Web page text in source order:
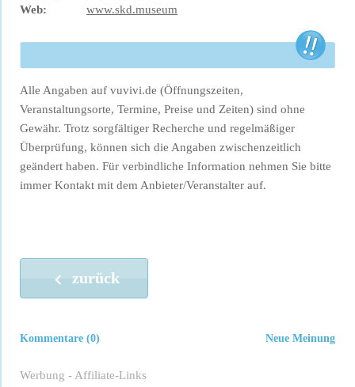
Web:
www.skd.museum
Alle Angaben auf vuvivi.de (Öffnungszeiten,
Veranstaltungsorte, Termine, Preise und Zeiten) sind ohne
Gewähr. Trotz sorgfältiger Recherche und regelmäßiger
Überprüfung, können sich die Angaben zwischenzeitlich
geändert haben. Für verbindliche Information nehmen Sie bitte
immer Kontakt mit dem Anbieter/Veranstalter auf.
zurück
Neue Meinung
Kommentare (0)
Werbung - Affiliate-Links